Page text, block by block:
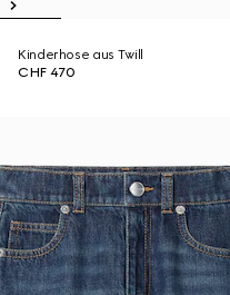
Kinderhose aus Twill
CHF 470